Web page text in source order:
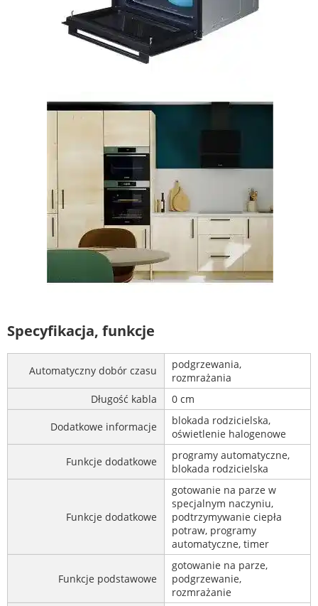
Specyfikacja, funkcje
Automatyczny dobór czasu
podgrzewania,
rozmrażania
Długość kabla
0 cm
Dodatkowe informacje
blokada rodzicielska,
oświetlenie halogenowe
Funkcje dodatkowe
programy automatyczne,
blokada rodzicielska
Funkcje dodatkowe
gotowanie na parze w
specjalnym naczyniu,
podtrzymywanie ciepła
potraw, programy
automatyczne, timer
Funkcje podstawowe
gotowanie na parze,
podgrzewanie,
rozmrażanie